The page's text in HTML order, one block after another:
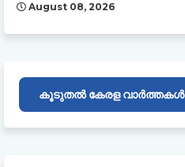
August 08, 2026
കൂടുതൽ കേരള വാർത്തകൾ